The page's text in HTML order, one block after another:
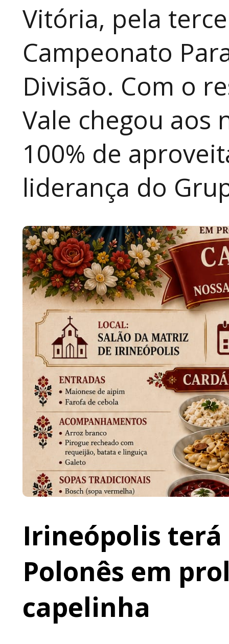
Vitória, pela
Campeonato
Divisão. Com o
Vale chegou aos
100% de
liderança do
Irineópolis terá
Polonês em
capelinha